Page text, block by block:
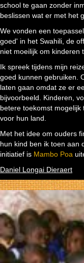
school te gaan zonder
beslissen wat er met het
We vonden een
goed' in het Swahili, de
niet moeilijk om kinderen
Ik spreek tijdens mijn
goed kunnen gebruiken.
laten gaan omdat ze er
bijvoorbeeld. Kinderen,
betere toekomst
voor hun land.
Met het idee om ouders
hun kind ben ik toen aan
initiatief is Mambo Poa
Daniel Longai Dieraert